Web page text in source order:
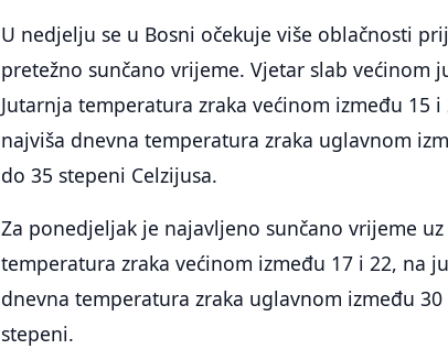
U nedjelju se u Bosni očekuje više oblačnosti
pretežno sunčano vrijeme. Vjetar slab većinom
Jutarnja temperatura zraka većinom između 15
najviša dnevna temperatura zraka uglavnom
do 35 stepeni Celzijusa.
Za ponedjeljak je najavljeno sunčano vrijeme
temperatura zraka većinom između 17 i 22, na
dnevna temperatura zraka uglavnom između
stepeni.